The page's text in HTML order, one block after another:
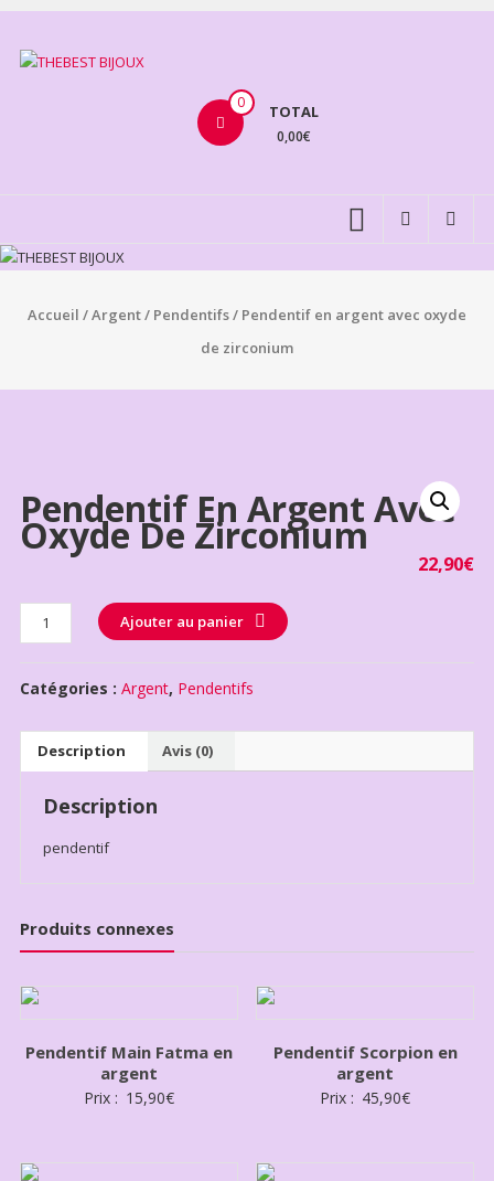
Aller
contenu
BIJOUX
0 TOTAL
0,00€
Accueil /Argent/ Pendentifs/ Pendentif en argent avec oxyde
de zirconium
Pendentif En Argent Avec
Oxyde De Zirconium
22,90€
Quantité Ajouter au panier
Catégories : Argent, Pendentifs
Description Avis (0)
Description
pendentif
Produits connexes
Pendentif Main Fatma en
argent
Prix : 15,90€
Pendentif Scorpion en
argent
Prix : 45,90€